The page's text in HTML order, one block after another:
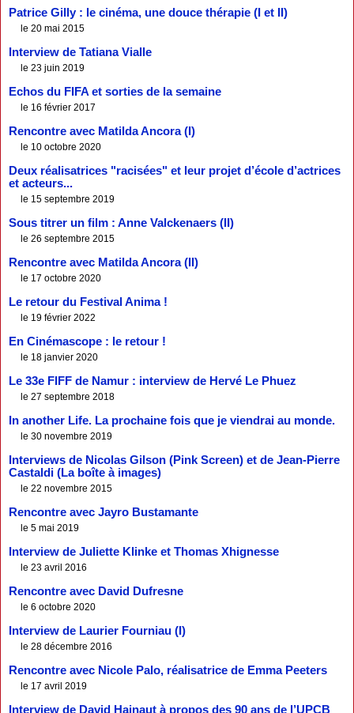
Patrice Gilly : le cinéma, une douce thérapie (I et II)
le 20 mai 2015
Interview de Tatiana Vialle
le 23 juin 2019
Echos du FIFA et sorties de la semaine
le 16 février 2017
Rencontre avec Matilda Ancora (I)
le 10 octobre 2020
Deux réalisatrices "racisées" et leur projet d’école d’actrices
et acteurs...
le 15 septembre 2019
Sous titrer un film : Anne Valckenaers (II)
le 26 septembre 2015
Rencontre avec Matilda Ancora (II)
le 17 octobre 2020
Le retour du Festival Anima !
le 19 février 2022
En Cinémascope : le retour !
le 18 janvier 2020
Le 33e FIFF de Namur : interview de Hervé Le Phuez
le 27 septembre 2018
In another Life. La prochaine fois que je viendrai au monde.
le 30 novembre 2019
Interviews de Nicolas Gilson (Pink Screen) et de Jean-Pierre
Castaldi (La boîte à images)
le 22 novembre 2015
Rencontre avec Jayro Bustamante
le 5 mai 2019
Interview de Juliette Klinke et Thomas Xhignesse
le 23 avril 2016
Rencontre avec David Dufresne
le 6 octobre 2020
Interview de Laurier Fourniau (I)
le 28 décembre 2016
Rencontre avec Nicole Palo, réalisatrice de Emma Peeters
le 17 avril 2019
Interview de David Hainaut à propos des 90 ans de l’UPCB